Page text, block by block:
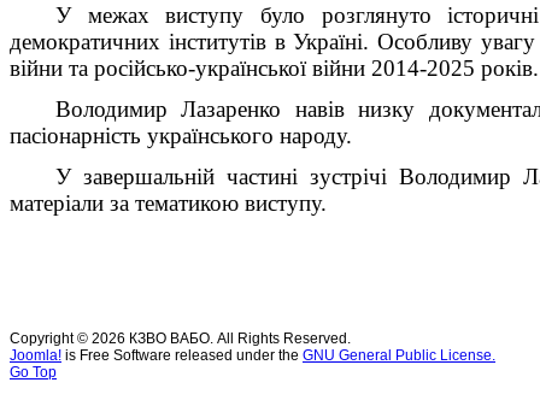
У межах виступу було розглянуто
демократичних інститутів в Україні. Особливу
війни та російсько-української війни 2014-2025 років.
Володимир Лазаренко навів низку
пасіонарність українського народу.
У завершальній частині зустрічі Володимир
матеріали за тематикою виступу.
Copyright © 2026 КЗВО ВАБО. All Rights Reserved.
Joomla! is Free Software released under the GNU General Public License.
Go Top